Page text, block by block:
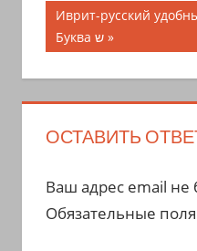
записям
Следующая
запись:
Иврит-русский
Буква ש
ОСТАВИТЬ
Ваш адрес email не
Обязательные